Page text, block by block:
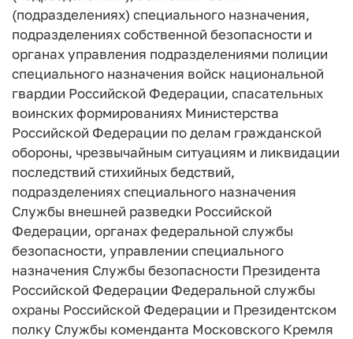
(подразделениях) специального назначения,
подразделениях собственной безопасности и
органах управления подразделениями полиции
специального назначения войск национальной
гвардии Российской Федерации, спасательных
воинских формированиях Министерства
Российской Федерации по делам гражданской
обороны, чрезвычайным ситуациям и ликвидации
последствий стихийных бедствий,
подразделениях специального назначения
Службы внешней разведки Российской
Федерации, органах федеральной службы
безопасности, управлении специального
назначения Службы безопасности Президента
Российской Федерации Федеральной службы
охраны Российской Федерации и Президентском
полку Службы коменданта Московского Кремля